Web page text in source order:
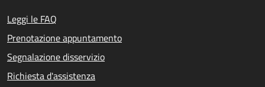
Leggi le FAQ
Prenotazione appuntamento
Segnalazione disservizio
Richiesta d'assistenza